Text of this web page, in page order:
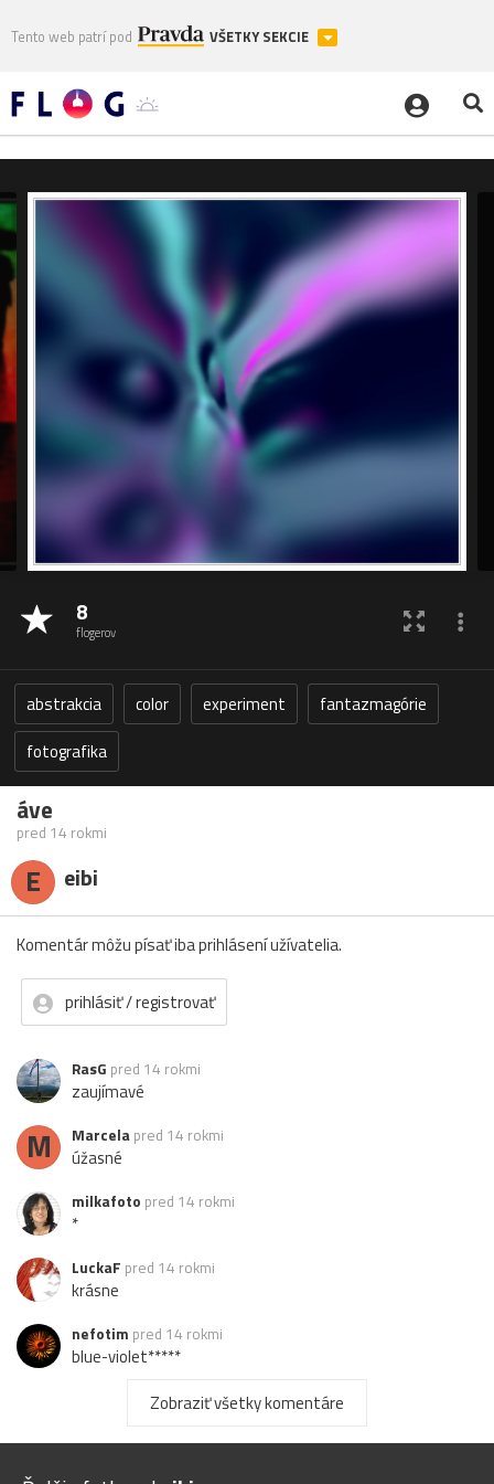
Tento web patrí pod VŠETKY SEKCIE
8
flogerov
abstrakcia color experiment
fantazmagórie
fotografika
áve
pred 14 rokmi
E eibi
Komentár môžu písať iba prihlásení užívatelia.
prihlásiť / registrovať
RasG pred 14 rokmi
zaujímavé
M Marcela pred 14 rokmi
úžasné
milkafoto pred 14 rokmi
*
LuckaF pred 14 rokmi
krásne
nefotim pred 14 rokmi
blue-violet*****
pred 14 rokmi
Zobraziť všetky komentáre